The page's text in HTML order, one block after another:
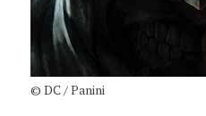
© DC / Panini